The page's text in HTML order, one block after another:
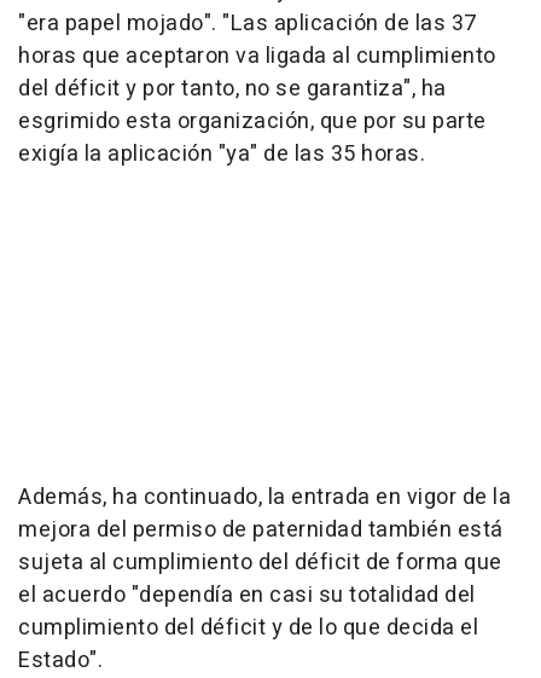
"era papel mojado". "Las aplicación de las 37
horas que aceptaron va ligada al cumplimiento
del déficit y por tanto, no se garantiza", ha
esgrimido esta organización, que por su parte
exigía la aplicación "ya" de las 35 horas.
Además, ha continuado, la entrada en vigor de la
mejora del permiso de paternidad también está
sujeta al cumplimiento del déficit de forma que
el acuerdo "dependía en casi su totalidad del
cumplimiento del déficit y de lo que decida el
Estado".